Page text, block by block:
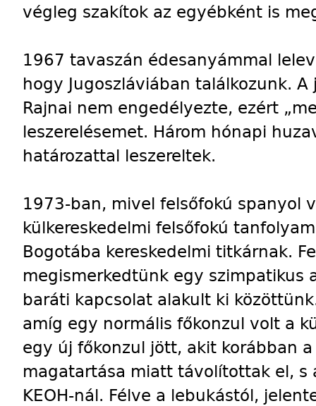
végleg szakítok az egyébként is
1967 tavaszán édesanyámmal
hogy Jugoszláviában találkozunk.
Rajnai nem engedélyezte, ezért
leszerelésemet. Három hónapi
határozattal leszereltek.
1973-ban, mivel felsőfokú spanyol
külkereskedelmi felsőfokú
Bogotába kereskedelmi titkárnak.
megismerkedtünk egy szimpatikus
baráti kapcsolat alakult ki
amíg egy normális főkonzul volt a
egy új főkonzul jött, akit korábban
magatartása miatt távolítottak el, s
KEOH-nál. Félve a lebukástól,